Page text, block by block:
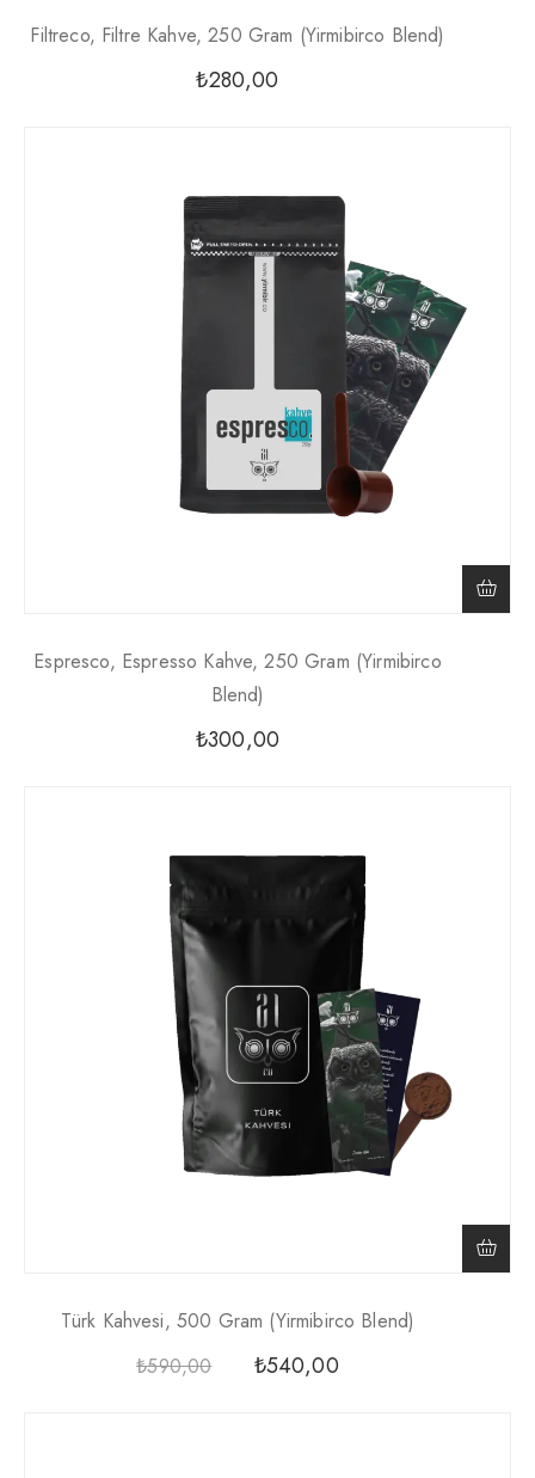
Filtreco, Filtre Kahve, 250 Gram (yirmibirco Blend)
₺280,00
Espresco, Espresso Kahve, 250 Gram (yirmibirco
Blend)
₺300,00
Türk Kahvesi, 500 Gram (yirmibirco Blend)
₺590,00 ₺540,00